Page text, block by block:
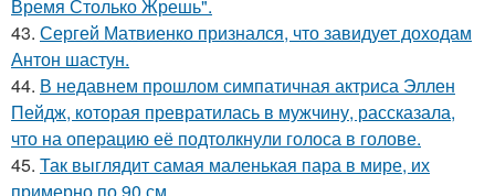
Время Столько Жрешь".
43. Сергей Матвиенко признался, что завидует доходам
Антон шастун.
44. В недавнем прошлом симпатичная актриса Эллен
Пейдж, которая превратилась в мужчину, рассказала,
что на операцию её подтолкнули голоса в голове.
45. Так выглядит самая маленькая пара в мире, их